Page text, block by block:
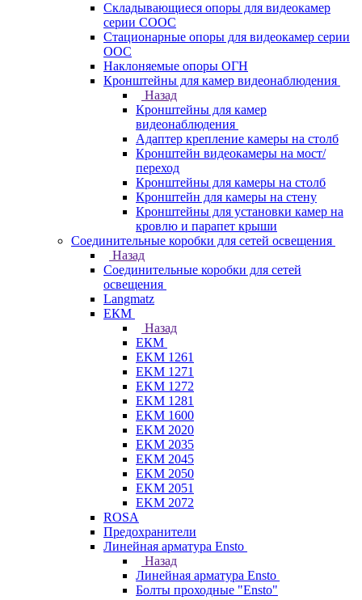
Складывающиеся опоры для видеокамер
серии СООС
Стационарные опоры для видеокамер серии
ООС
Наклоняемые опоры ОГН
Кронштейны для камер видеонаблюдения
Назад
Кронштейны для камер
видеонаблюдения
Адаптер крепление камеры на столб
Кронштейн видеокамеры на мост/
переход
Кронштейны для камеры на столб
Кронштейн для камеры на стену
Кронштейны для установки камер на
кровлю и парапет крыши
Соединительные коробки для сетей освещения
Назад
Соединительные коробки для сетей
освещения
Langmatz
ЕКМ
Назад
ЕКМ
EKM 1261
EKM 1271
EKM 1272
EKM 1281
EKM 1600
EKM 2020
EKM 2035
EKM 2045
EKM 2050
EKM 2051
EKM 2072
ROSA
Предохранители
Линейная арматура Ensto
Назад
Линейная арматура Ensto
Болты проходные "Ensto"